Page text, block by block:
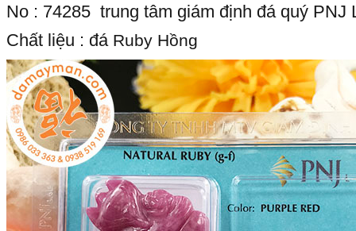
No : 74285 trung tâm giám định đá quý PNJ
Chất liệu : đá Ruby Hồng